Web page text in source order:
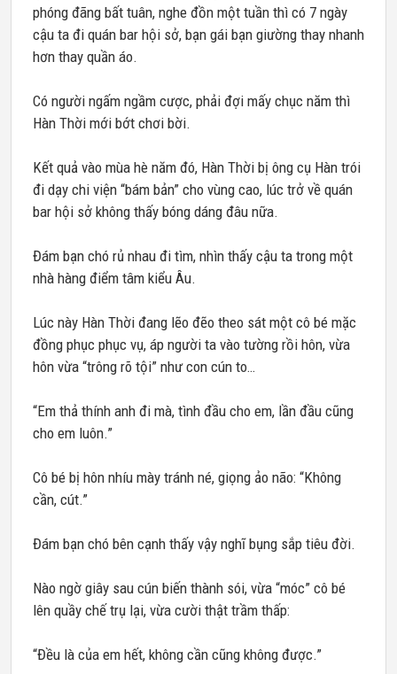
phóng đãng bất tuân, nghe đồn một tuần thì có 7 ngày
cậu ta đi quán bar hội sở, bạn gái bạn giường thay nhanh
hơn thay quần áo.
Có người ngấm ngầm cược, phải đợi mấy chục năm thì
Hàn Thời mới bớt chơi bời.
Kết quả vào mùa hè năm đó, Hàn Thời bị ông cụ Hàn trói
đi dạy chi viện “bám bản” cho vùng cao, lúc trở về quán
bar hội sở không thấy bóng dáng đâu nữa.
Đám bạn chó rủ nhau đi tìm, nhìn thấy cậu ta trong một
nhà hàng điểm tâm kiểu Âu.
Lúc này Hàn Thời đang lẽo đẽo theo sát một cô bé mặc
đồng phục phục vụ, áp người ta vào tường rồi hôn, vừa
hôn vừa “trông rõ tội” như con cún to…
“Em thả thính anh đi mà, tình đầu cho em, lần đầu cũng
cho em luôn.”
Cô bé bị hôn nhíu mày tránh né, giọng ảo não: “Không
cần, cút.”
Đám bạn chó bên cạnh thấy vậy nghĩ bụng sắp tiêu đời.
Nào ngờ giây sau cún biến thành sói, vừa “móc” cô bé
lên quầy chế trụ lại, vừa cười thật trầm thấp:
“Đều là của em hết, không cần cũng không được.”